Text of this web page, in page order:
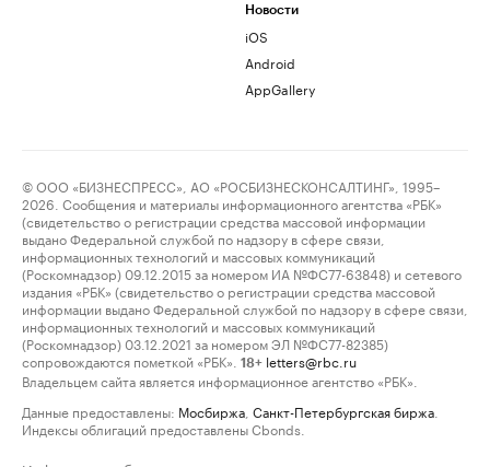
Новости
iOS
Android
AppGallery
© ООО «БИЗНЕСПРЕСС», АО «РОСБИЗНЕСКОНСАЛТИНГ», 1995–
2026. Сообщения и материалы информационного агентства «РБК»
(свидетельство о регистрации средства массовой информации
выдано Федеральной службой по надзору в сфере связи,
информационных технологий и массовых коммуникаций
(Роскомнадзор) 09.12.2015 за номером ИА №ФС77-63848) и сетевого
издания «РБК» (свидетельство о регистрации средства массовой
информации выдано Федеральной службой по надзору в сфере связи,
информационных технологий и массовых коммуникаций
(Роскомнадзор) 03.12.2021 за номером ЭЛ №ФС77-82385)
сопровождаются пометкой «РБК».
18+ letters@rbc.ru
Владельцем сайта является информационное агентство «РБК».
Данные предоставлены: Мосбиржа Санкт-Петербургская биржа
Индексы облигаций предоставлены Cbonds.